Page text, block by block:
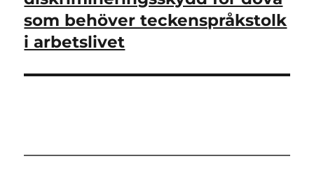
som behöver teckenspråkstolk
i arbetslivet